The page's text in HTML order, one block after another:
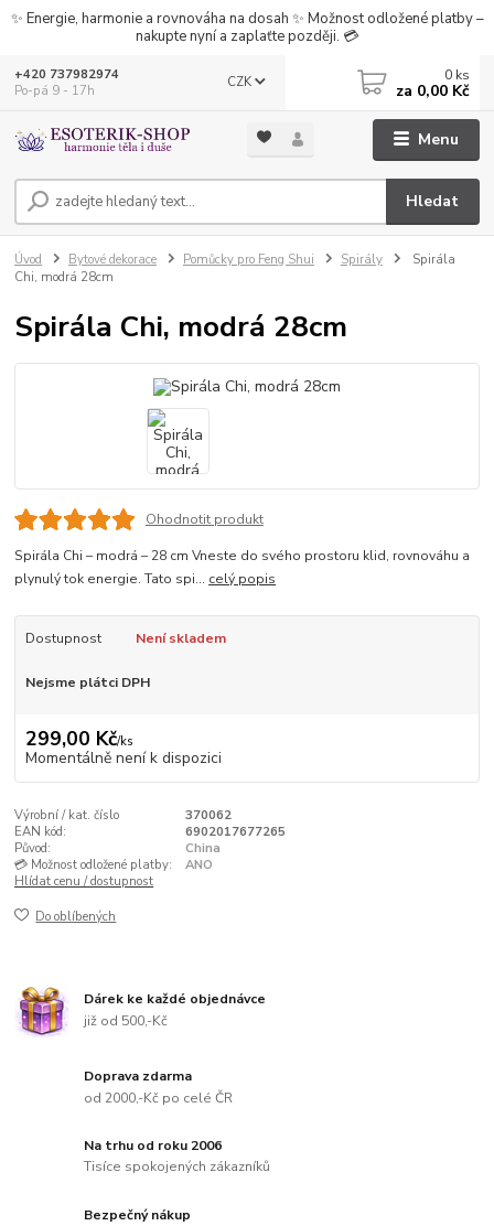
✨ Energie, harmonie a rovnováha na dosah ✨ Možnost odložené platby –
nakupte nyní a zaplaťte později. 💳
Menu
CZK
Hledat
+420 737982974
Po-pá 9 - 17h
0 ks
za 0,00 Kč
Úvod Bytové dekorace Pomůcky pro Feng Shui Spirály
Spirála
Chi, modrá 28cm
Spirála Chi, modrá 28cm
Ohodnotit produkt
Spirála Chi – modrá – 28 cm Vneste do svého prostoru klid, rovnováhu a
plynulý tok energie. Tato spi... celý popis
Dostupnost Není skladem
Nejsme plátci DPH
299,00 Kč/ks
Momentálně není k dispozici
Výrobní / kat. číslo
370062
EAN kód:
6902017677265
Původ:
China
💳 Možnost odložené platby:
ANO
Hlídat cenu / dostupnost
Do oblíbených
Dárek ke každé objednávce
již od 500,-Kč
Doprava zdarma
od 2000,-Kč po celé ČR
Na trhu od roku 2006
Tisíce spokojených zákazníků
Bezpečný nákup